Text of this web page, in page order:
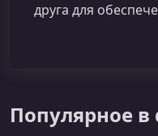
друга для
Популярное в